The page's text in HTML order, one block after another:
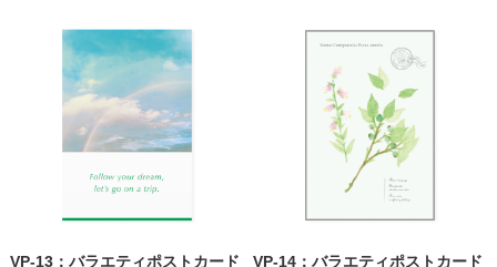
VP-13：バラエティポストカード
VP-14：バラエティポストカード